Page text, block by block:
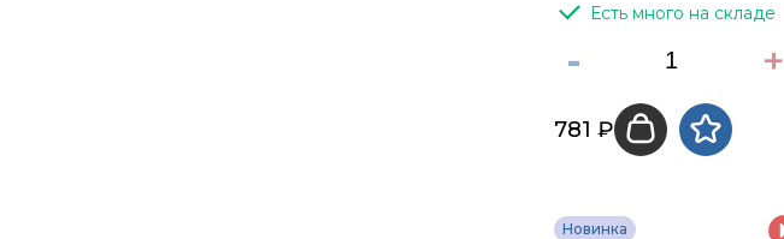
Есть много на складе
- +
781 ₽
Новинка